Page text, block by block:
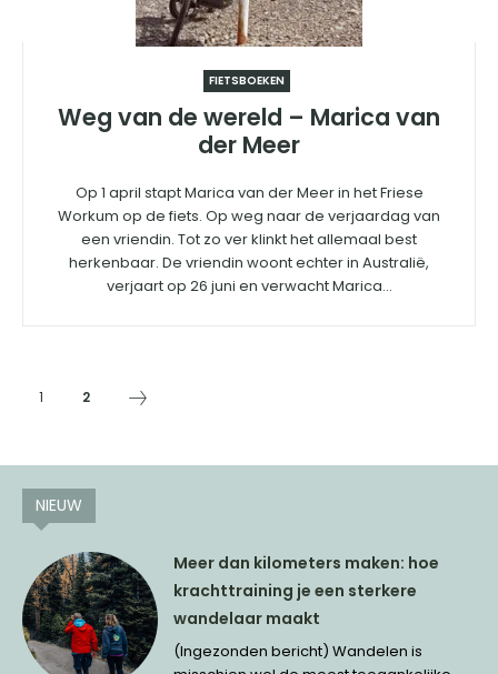
FIETSBOEKEN
Weg van de wereld – Marica van
der Meer
Op 1 april stapt Marica van der Meer in het Friese
Workum op de fiets. Op weg naar de verjaardag van
een vriendin. Tot zo ver klinkt het allemaal best
herkenbaar. De vriendin woont echter in Australië,
verjaart op 26 juni en verwacht Marica...
1 2
NIEUW
Meer dan kilometers maken: hoe
krachttraining je een sterkere
wandelaar maakt
(Ingezonden bericht) Wandelen is